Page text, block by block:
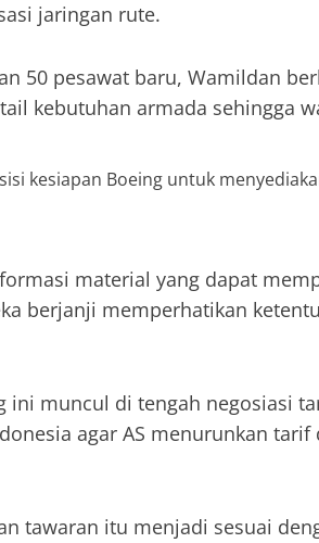
jaringan rute.
50 pesawat baru, Wamildan
kebutuhan armada sehingga
kesiapan Boeing untuk
material yang dapat
berjanji memperhatikan
ini muncul di tengah negosiasi
agar AS menurunkan
tawaran itu menjadi sesuai